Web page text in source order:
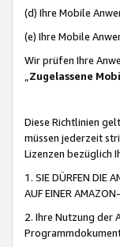
(d) Ihre Mobile
(e) Ihre Mobile
Wir prüfen Ihre
„Zugelassene
Diese Richtlinien
müssen jederzeit
Lizenzen bezüglich
1. SIE DÜRFEN DIE
AUF EINER
2. Ihre Nutzung der